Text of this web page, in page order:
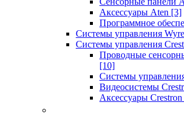
Аксессуары Aten [3]
Программное
Системы управления
Системы управления
Проводные
[10]
Системы
Видеосистемы
Аксессуары Crestron